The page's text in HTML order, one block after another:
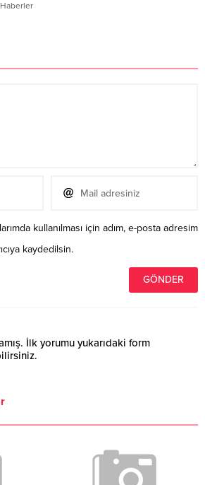
kullanılması için adım, e-posta adresim
kaydedilsin.
İlk yorumu yukarıdaki form